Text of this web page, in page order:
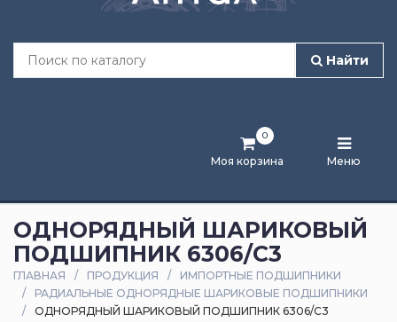
Найти
Моя корзина
0
Меню
Лента
и
статьи
Оплата
доставка
ОДНОРЯДНЫЙ ШАРИКОВЫЙ
ПОДШИПНИК 6306/C3
ГЛАВНАЯ ПРОДУКЦИЯ
ИМПОРТНЫЕ ПОДШИПНИКИ
РАДИАЛЬНЫЕ ОДНОРЯДНЫЕ ШАРИКОВЫЕ ПОДШИПНИКИ
ОДНОРЯДНЫЙ ШАРИКОВЫЙ ПОДШИПНИК 6306/C3